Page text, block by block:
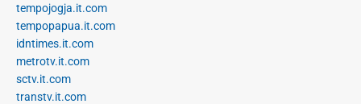
tempojogja.it.com
tempopapua.it.com
idntimes.it.com
metrotv.it.com
sctv.it.com
transtv.it.com